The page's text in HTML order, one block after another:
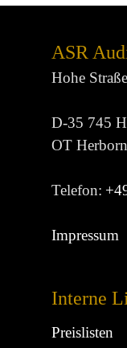
Interne
Preislisten
ASR
Hohe
D-35 745
OT
Telefon:
Impressum